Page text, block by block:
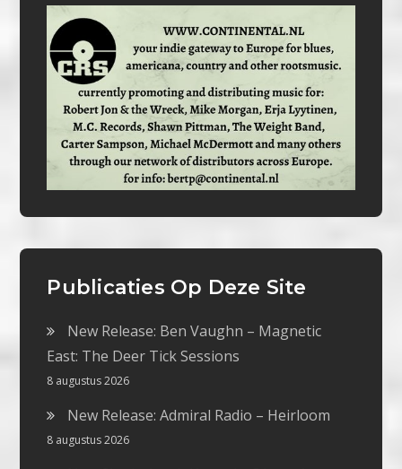
Publicaties Op Deze Site
New Release: Ben Vaughn – Magnetic
East: The Deer Tick Sessions
8 augustus 2026
New Release: Admiral Radio – Heirloom
8 augustus 2026